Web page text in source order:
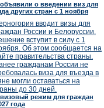
о введении виз для
других стран с 1 ноября
вводит визы для
России и Белоруссии.
вступит в силу с 1
Об этом сообщается на
правительства страны.
гражданам России не
виза для въезда в
могли оставаться на
до 30 дней.
режим для граждан
года